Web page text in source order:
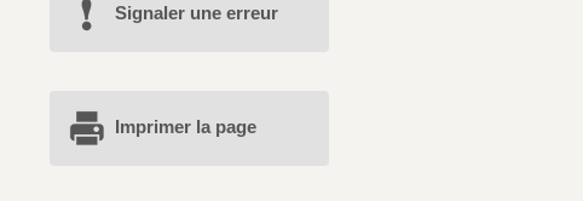
Signaler une erreur
Imprimer la page